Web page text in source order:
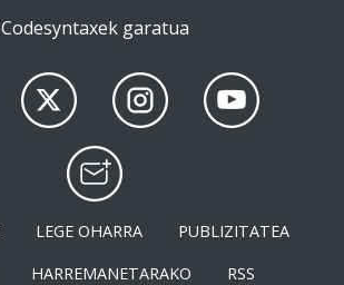
Codesyntaxek garatua
LEGE OHARRA
PUBLIZITATEA
HARREMANETARAKO RSS